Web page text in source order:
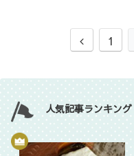
1
人気記事ランキング